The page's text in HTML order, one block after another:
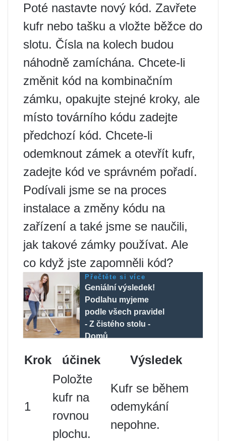
Poté nastavte nový kód. Zavřete
kufr nebo tašku a vložte běžce do
slotu. Čísla na kolech budou
náhodně zamíchána. Chcete-li
změnit kód na kombinačním
zámku, opakujte stejné kroky, ale
místo továrního kódu zadejte
předchozí kód. Chcete-li
odemknout zámek a otevřít kufr,
zadejte kód ve správném pořadí.
Podívali jsme se na proces
instalace a změny kódu na
zařízení a také jsme se naučili,
jak takové zámky používat. Ale
co když jste zapomněli kód?
Přečtěte si více
Geniální výsledek!
Podlahu myjeme
podle všech pravidel
- Z čistého stolu -
Domů
Krok účinek Výsledek
1
Položte
kufr na
rovnou
plochu.
Kufr se během
odemykání
nepohne.